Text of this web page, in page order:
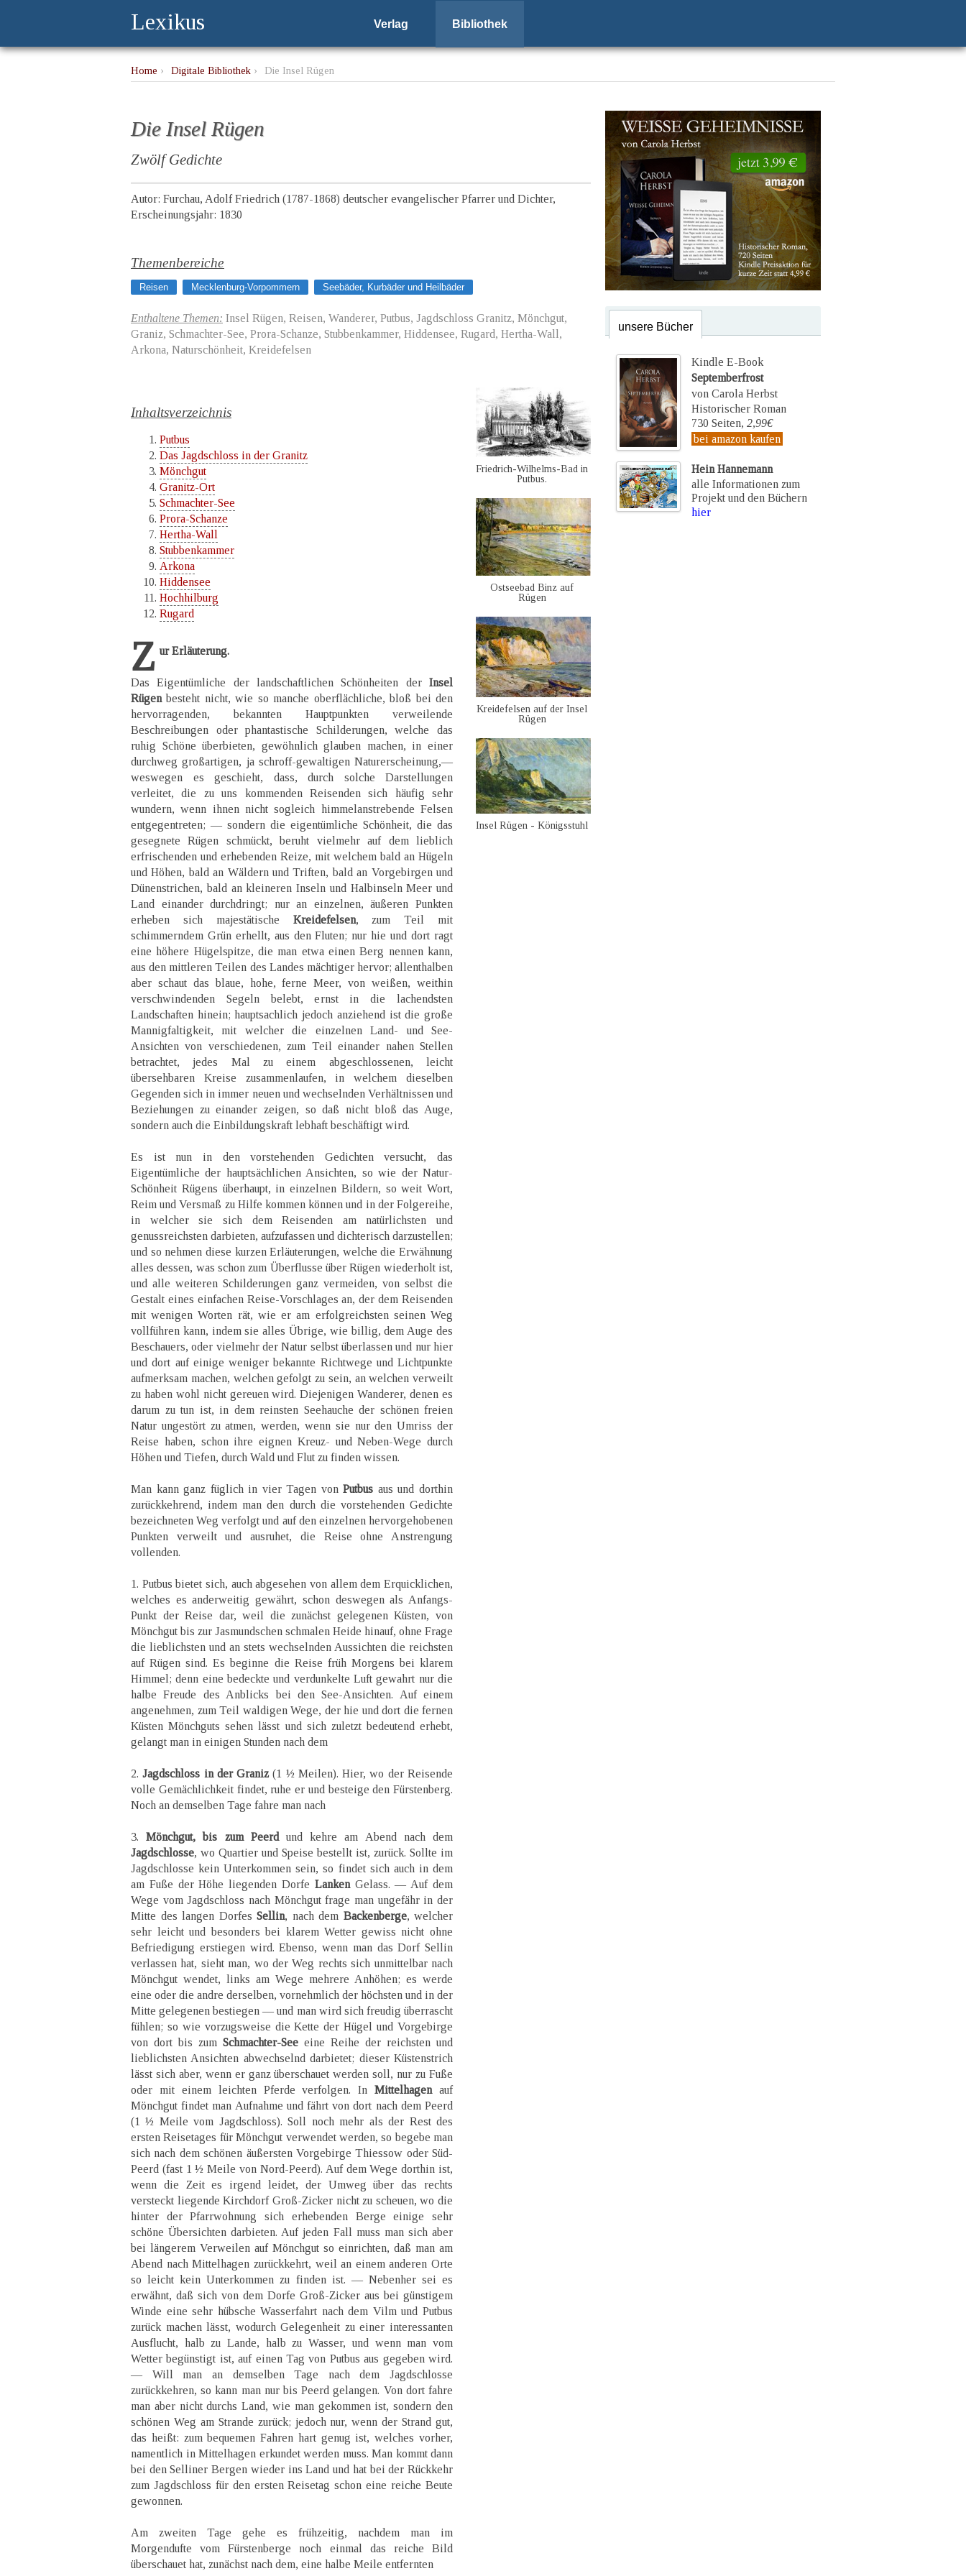
Lexikus Verlag Bibliothek
Home › Digitale Bibliothek › Die Insel Rügen
Die Insel Rügen
Zwölf Gedichte
Autor: Furchau, Adolf Friedrich (1787-1868) deutscher evangelischer Pfarrer und Dichter,
Erscheinungsjahr: 1830
Themenbereiche
Reisen Mecklenburg-Vorpommern Seebäder, Kurbäder und Heilbäder
Enthaltene Themen: Insel Rügen, Reisen, Wanderer, Putbus, Jagdschloss Granitz, Mönchgut,
Graniz, Schmachter-See, Prora-Schanze, Stubbenkammer, Hiddensee, Rugard, Hertha-Wall,
Arkona, Naturschönheit, Kreidefelsen
Inhaltsverzeichnis
Putbus
Das Jagdschloss in der Granitz
Mönchgut
Granitz-Ort
Schmachter-See
Prora-Schanze
Hertha-Wall
Stubbenkammer
Arkona
Hiddensee
Hochhilburg
Rugard
Z ur Erläuterung.
Das Eigentümliche der landschaftlichen Schönheiten der Insel
Rügen besteht nicht, wie so manche oberflächliche, bloß bei den
hervorragenden, bekannten Hauptpunkten verweilende
Beschreibungen oder phantastische Schilderungen, welche das
ruhig Schöne überbieten, gewöhnlich glauben machen, in einer
durchweg großartigen, ja schroff-gewaltigen Naturerscheinung,—
weswegen es geschieht, dass, durch solche Darstellungen
verleitet, die zu uns kommenden Reisenden sich häufig sehr
wundern, wenn ihnen nicht sogleich himmelanstrebende Felsen
entgegentreten; — sondern die eigentümliche Schönheit, die das
gesegnete Rügen schmückt, beruht vielmehr auf dem lieblich
erfrischenden und erhebenden Reize, mit welchem bald an Hügeln
und Höhen, bald an Wäldern und Triften, bald an Vorgebirgen und
Dünenstrichen, bald an kleineren Inseln und Halbinseln Meer und
Land einander durchdringt; nur an einzelnen, äußeren Punkten
erheben sich majestätische Kreidefelsen, zum Teil mit
schimmerndem Grün erhellt, aus den Fluten; nur hie und dort ragt
eine höhere Hügelspitze, die man etwa einen Berg nennen kann,
aus den mittleren Teilen des Landes mächtiger hervor; allenthalben
aber schaut das blaue, hohe, ferne Meer, von weißen, weithin
verschwindenden Segeln belebt, ernst in die lachendsten
Landschaften hinein; hauptsachlich jedoch anziehend ist die große
Mannigfaltigkeit, mit welcher die einzelnen Land- und See-
Ansichten von verschiedenen, zum Teil einander nahen Stellen
betrachtet, jedes Mal zu einem abgeschlossenen, leicht
übersehbaren Kreise zusammenlaufen, in welchem dieselben
Gegenden sich in immer neuen und wechselnden Verhältnissen und
Beziehungen zu einander zeigen, so daß nicht bloß das Auge,
sondern auch die Einbildungskraft lebhaft beschäftigt wird.
Es ist nun in den vorstehenden Gedichten versucht, das
Eigentümliche der hauptsächlichen Ansichten, so wie der Natur-
Schönheit Rügens überhaupt, in einzelnen Bildern, so weit Wort,
Reim und Versmaß zu Hilfe kommen können und in der Folgereihe,
in welcher sie sich dem Reisenden am natürlichsten und
genussreichsten darbieten, aufzufassen und dichterisch darzustellen;
und so nehmen diese kurzen Erläuterungen, welche die Erwähnung
alles dessen, was schon zum Überflusse über Rügen wiederholt ist,
und alle weiteren Schilderungen ganz vermeiden, von selbst die
Gestalt eines einfachen Reise-Vorschlages an, der dem Reisenden
mit wenigen Worten rät, wie er am erfolgreichsten seinen Weg
vollführen kann, indem sie alles Übrige, wie billig, dem Auge des
Beschauers, oder vielmehr der Natur selbst überlassen und nur hier
und dort auf einige weniger bekannte Richtwege und Lichtpunkte
aufmerksam machen, welchen gefolgt zu sein, an welchen verweilt
zu haben wohl nicht gereuen wird. Diejenigen Wanderer, denen es
darum zu tun ist, in dem reinsten Seehauche der schönen freien
Natur ungestört zu atmen, werden, wenn sie nur den Umriss der
Reise haben, schon ihre eignen Kreuz- und Neben-Wege durch
Höhen und Tiefen, durch Wald und Flut zu finden wissen.
Man kann ganz füglich in vier Tagen vonPutbus aus und dorthin
zurückkehrend, indem man den durch die vorstehenden Gedichte
bezeichneten Weg verfolgt und auf den einzelnen hervorgehobenen
Punkten verweilt und ausruhet, die Reise ohne Anstrengung
vollenden.
1. Putbus bietet sich, auch abgesehen von allem dem Erquicklichen,
welches es anderweitig gewährt, schon deswegen als Anfangs-
Punkt der Reise dar, weil die zunächst gelegenen Küsten, von
Mönchgut bis zur Jasmundschen schmalen Heide hinauf, ohne Frage
die lieblichsten und an stets wechselnden Aussichten die reichsten
auf Rügen sind. Es beginne die Reise früh Morgens bei klarem
Himmel; denn eine bedeckte und verdunkelte Luft gewahrt nur die
halbe Freude des Anblicks bei den See-Ansichten. Auf einem
angenehmen, zum Teil waldigen Wege, der hie und dort die fernen
Küsten Mönchguts sehen lässt und sich zuletzt bedeutend erhebt,
gelangt man in einigen Stunden nach dem
2.Jagdschloss in der Graniz(1 ½ Meilen). Hier, wo der Reisende
volle Gemächlichkeit findet, ruhe er und besteige den Fürstenberg.
Noch an demselben Tage fahre man nach
3.Mönchgut, bis zum Peerd
und kehre am Abend nach dem
Jagdschlosse, wo Quartier und Speise bestellt ist, zurück. Sollte im
Jagdschlosse kein Unterkommen sein, so findet sich auch in dem
am Fuße der Höhe liegenden Dorfe LankenGelass. — Auf dem
Wege vom Jagdschloss nach Mönchgut frage man ungefähr in der
Mitte des langen Dorfes Sellin, nach dem Backenberge, welcher
sehr leicht und besonders bei klarem Wetter gewiss nicht ohne
Befriedigung erstiegen wird. Ebenso, wenn man das Dorf Sellin
verlassen hat, sieht man, wo der Weg rechts sich unmittelbar nach
Mönchgut wendet, links am Wege mehrere Anhöhen; es werde
eine oder die andre derselben, vornehmlich der höchsten und in der
Mitte gelegenen bestiegen — und man wird sich freudig überrascht
fühlen; so wie vorzugsweise die Kette der Hügel und Vorgebirge
von dort bis zum Schmachter-See eine Reihe der reichsten und
lieblichsten Ansichten abwechselnd darbietet; dieser Küstenstrich
lässt sich aber, wenn er ganz überschauet werden soll, nur zu Fuße
oder mit einem leichten Pferde verfolgen. InMittelhagen auf
Mönchgut findet man Aufnahme und fährt von dort nach dem Peerd
(1 ½ Meile vom Jagdschloss). Soll noch mehr als der Rest des
ersten Reisetages für Mönchgut verwendet werden, so begebe man
sich nach dem schönen äußersten Vorgebirge Thiessow oder Süd-
Peerd (fast 1 ½ Meile von Nord-Peerd). Auf dem Wege dorthin ist,
wenn die Zeit es irgend leidet, der Umweg über das rechts
versteckt liegende Kirchdorf Groß-Zicker nicht zu scheuen, wo die
hinter der Pfarrwohnung sich erhebenden Berge einige sehr
schöne Übersichten darbieten. Auf jeden Fall muss man sich aber
bei längerem Verweilen auf Mönchgut so einrichten, daß man am
Abend nach Mittelhagen zurückkehrt, weil an einem anderen Orte
so leicht kein Unterkommen zu finden ist. — Nebenher sei es
erwähnt, daß sich von dem Dorfe Groß-Zicker aus bei günstigem
Winde eine sehr hübsche Wasserfahrt nach dem Vilm und Putbus
zurück machen lässt, wodurch Gelegenheit zu einer interessanten
Ausflucht, halb zu Lande, halb zu Wasser, und wenn man vom
Wetter begünstigt ist, auf einen Tag von Putbus aus gegeben wird.
— Will man an demselben Tage nach dem Jagdschlosse
zurückkehren, so kann man nur bis Peerd gelangen. Von dort fahre
man aber nicht durchs Land, wie man gekommen ist, sondern den
schönen Weg am Strande zurück; jedoch nur, wenn der Strand gut,
das heißt: zum bequemen Fahren hart genug ist, welches vorher,
namentlich in Mittelhagen erkundet werden muss. Man kommt dann
bei den Selliner Bergen wieder ins Land und hat bei der Rückkehr
zum Jagdschloss für den ersten Reisetag schon eine reiche Beute
gewonnen.
Am zweiten Tage gehe es frühzeitig, nachdem man im
Morgendufte vom Fürstenberge noch einmal das reiche Bild
überschauet hat, zunächst nach dem, eine halbe Meile entfernten
Friedrich-Wilhelms-Bad in
Putbus.
Ostseebad Binz auf
Rügen
Kreidefelsen auf der Insel
Rügen
Insel Rügen - Königsstuhl
unsere Bücher
Kindle E-Book
Septemberfrost
von Carola Herbst
Historischer Roman
730 Seiten, 2,99€
bei amazon kaufen
Hein Hannemann
alle Informationen zum
Projekt und den Büchern
hier